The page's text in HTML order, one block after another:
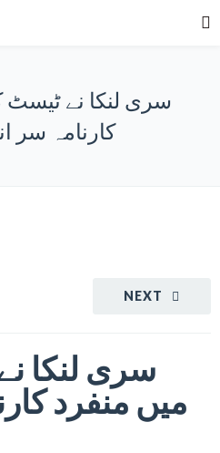
سری لنکا نے
کارنامہ سر
NEXT
سری لنکا
میں منفرد